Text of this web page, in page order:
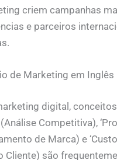
criem campanhas
e parceiros
de Marketing em Inglês
digital,
Competitiva),
de Marca) e
Cliente) são